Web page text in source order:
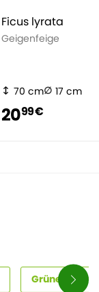
Ficus lyrata
Geigenfeige
70 cm 17 cm
2099 €
Grüne